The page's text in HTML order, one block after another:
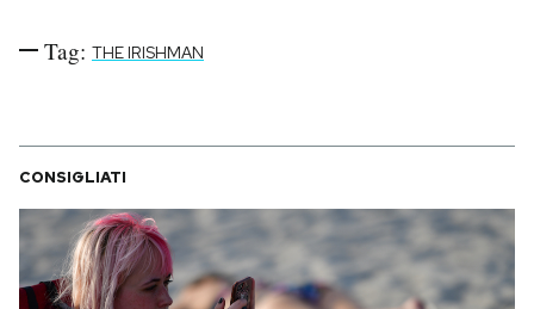
Tag: THE IRISHMAN
CONSIGLIATI